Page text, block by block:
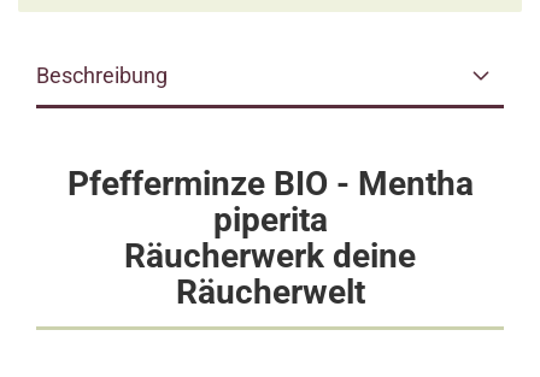
Beschreibung
Pfefferminze BIO - Mentha
piperita
Räucherwerk deine
Räucherwelt